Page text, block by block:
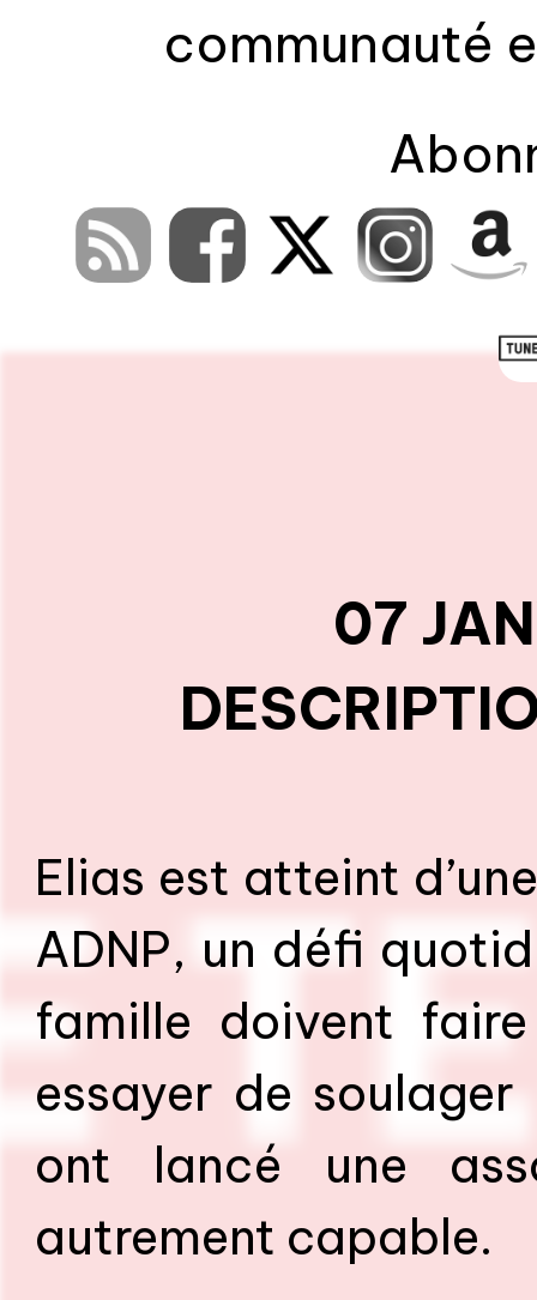
communauté et Pays de
Interviews,
07
Elias est atteint
ADNP, un défi
famille doivent
essayer de
ont lancé une
autrement capable.